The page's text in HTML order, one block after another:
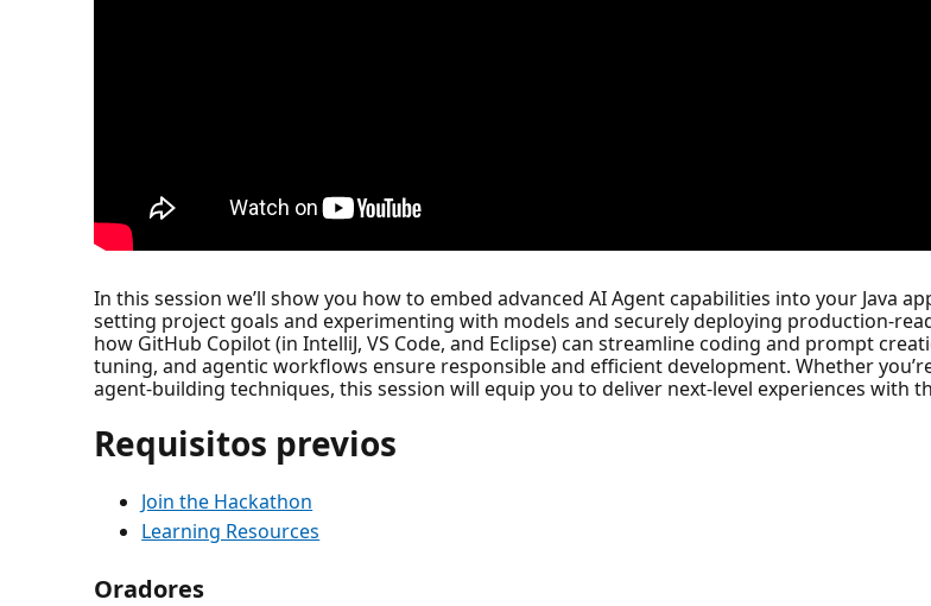
In this session we’ll show you how to embed advanced AI Agent capabilities into your Java
setting project goals and experimenting with models and securely deploying production-
how GitHub Copilot (in IntelliJ, VS Code, and Eclipse) can streamline coding and prompt
tuning, and agentic workflows ensure responsible and efficient development. Whether
agent-building techniques, this session will equip you to deliver next-level experiences with
Requisitos previos
Join the Hackathon
Learning Resources
Oradores